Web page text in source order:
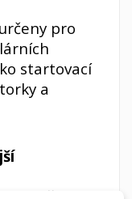
pro
startovací
a